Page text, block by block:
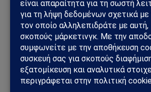
17χρονη – Σοκ από το βίντεο της
13/06/2026